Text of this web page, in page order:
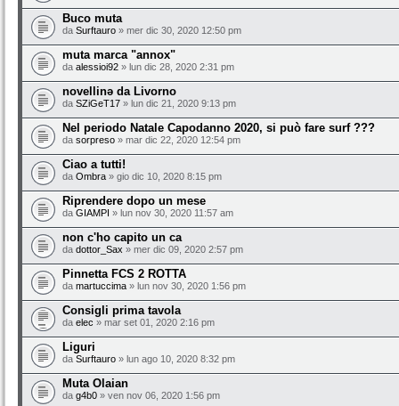
Buco muta
da Surftauro » mer dic 30, 2020 12:50 pm
muta marca "annox"
da alessioi92 » lun dic 28, 2020 2:31 pm
novellinə da Livorno
da SZiGeT17 » lun dic 21, 2020 9:13 pm
Nel periodo Natale Capodanno 2020, si può fare surf ???
da sorpreso » mar dic 22, 2020 12:54 pm
Ciao a tutti!
da Ombra » gio dic 10, 2020 8:15 pm
Riprendere dopo un mese
da GIAMPI » lun nov 30, 2020 11:57 am
non c'ho capito un ca
da dottor_Sax » mer dic 09, 2020 2:57 pm
Pinnetta FCS 2 ROTTA
da martuccima » lun nov 30, 2020 1:56 pm
Consigli prima tavola
da elec » mar set 01, 2020 2:16 pm
Liguri
da Surftauro » lun ago 10, 2020 8:32 pm
Muta Olaian
da g4b0 » ven nov 06, 2020 1:56 pm